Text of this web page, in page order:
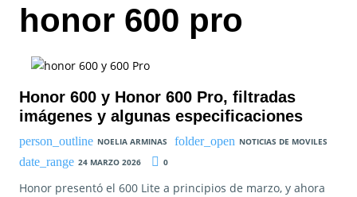
honor 600 pro
Honor 600 y Honor 600 Pro, filtradas
imágenes y algunas especificaciones
NOELIA ARMINAS
NOTICIAS DE MOVILES
24 MARZO 2026
0
Honor presentó el 600 Lite a principios de marzo, y ahora